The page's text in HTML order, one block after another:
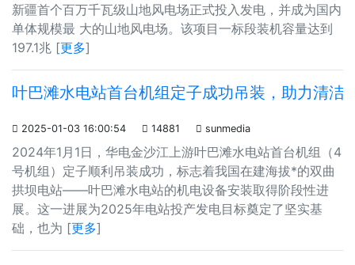
新疆首个百万千瓦级山地风电场正式投入发电，并成为国内
单体规模最 大的山地风电场。该项目一标段装机容量达到
197.1兆 [更多]
叶巴滩水电站首台机组定子成功吊装，助力清洁
 2025-01-03 16:00:54  14881  sunmedia
2024年1月1日，华电金沙江上游叶巴滩水电站首台机组（4
号机组）定子顺利吊装成功，标志着我国在建海拔*的双曲
拱坝电站——叶巴滩水电站的机电设备安装取得阶段性进
展。这一进展为2025年电站投产发电目标奠定了坚实基
础，也为 [更多]